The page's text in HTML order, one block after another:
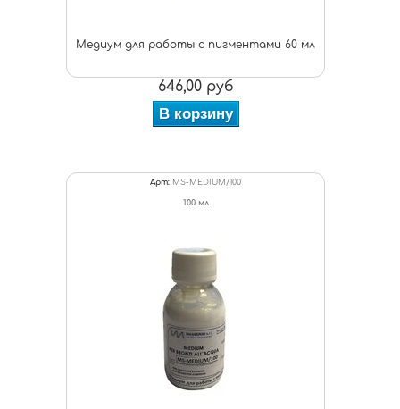
Медиум для работы с пигментами 60 мл
646,00 руб
В корзину
Арт: MS-MEDIUM/100
100 мл